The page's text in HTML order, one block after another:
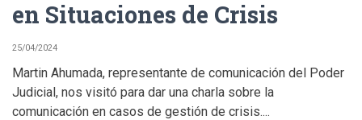
en Situaciones de Crisis
25/04/2024
Martin Ahumada, representante de comunicación del Poder
Judicial, nos visitó para dar una charla sobre la
comunicación en casos de gestión de crisis....